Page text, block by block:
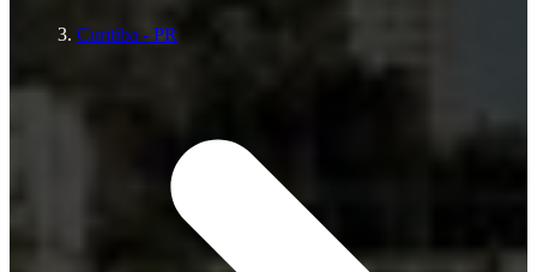
Curitiba - PR